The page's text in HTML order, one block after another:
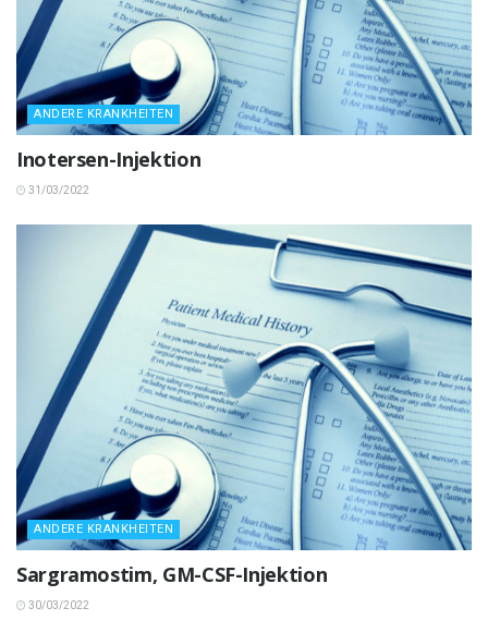
ANDERE KRANKHEITEN
Inotersen-Injektion
31/03/2022
ANDERE KRANKHEITEN
Sargramostim, GM-CSF-Injektion
30/03/2022